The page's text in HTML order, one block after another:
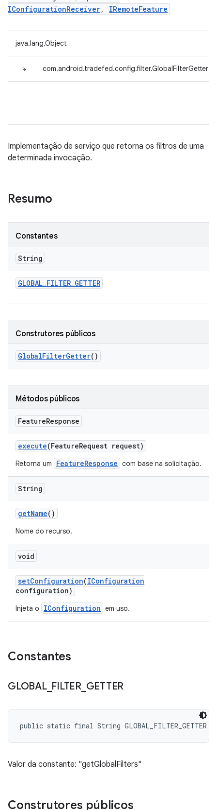
IConfigurationReceiver, IRemoteFeature
java.lang.Object
↳ com.android.tradefed.config.filter.GlobalFilterGetter
Implementação de serviço que retorna os filtros de uma
determinada invocação.
Resumo
Constantes
String
GLOBAL_FILTER_GETTER
Construtores públicos
GlobalFilterGetter()
Métodos públicos
FeatureResponse
execute(FeatureRequest request)
Retorna um FeatureResponse com base na solicitação.
String
getName()
Nome do recurso.
void
setConfiguration(IConfiguration
configuration)
Injeta o IConfiguration em uso.
Constantes
GLOBAL_ FILTER_ GETTER
public static final String GLOBAL_FILTER_GETTER
Valor da constante: "getGlobalFilters"
Construtores públicos